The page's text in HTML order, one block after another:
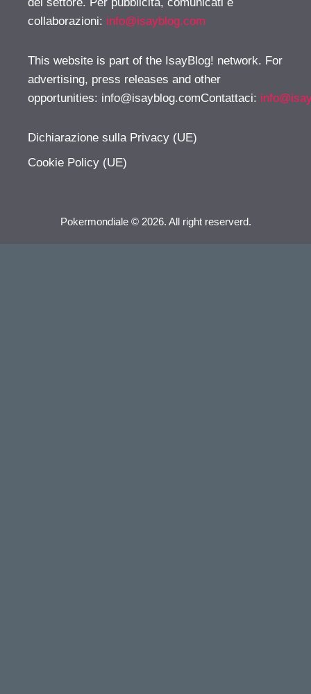
collaborazioni: info@isayblog.com
This website is part of the IsayBlog! network. For
advertising, press releases and other
opportunities: info@isayblog.comContattaci:
Dichiarazione sulla Privacy (UE)
Cookie Policy (UE)
Pokermondiale © 2026. All right reserverd.